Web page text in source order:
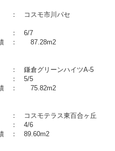
コスモ市川パセ
6/7
： 87.28m2
グリーンハイツA-5
5/5
75.82m2
コスモテラス東百合ヶ丘
4/6
89.60m2